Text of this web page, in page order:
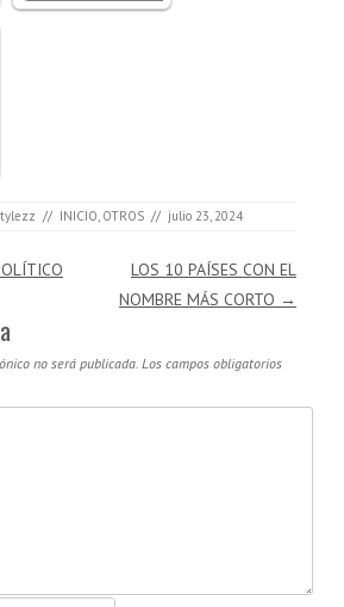
// INICIO OTROS // julio 23, 2024
LOS 10 PAÍSES CON EL
NOMBRE MÁS CORTO →
no será publicada. Los campos obligatorios